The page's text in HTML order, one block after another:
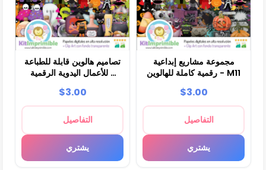
تصاميم هالوين قابلة للطباعة
للأعمال اليدوية الرقمية -
$3.00
التفاصيل
يشتري
مجموعة مشاريع إبداعية
رقمية كاملة للهالوين - M11
$3.00
التفاصيل
يشتري